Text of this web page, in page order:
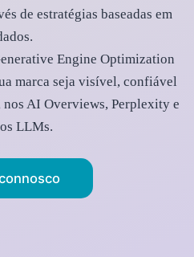
de estratégias baseadas em
Engine Optimization
marca seja visível, confiável
nos AI Overviews, Perplexity e
LLMs.